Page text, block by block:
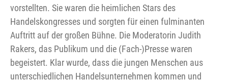
vorstellten. Sie waren die heimlichen Stars des
Handelskongresses und sorgten für einen fulminanten
Auftritt auf der großen Bühne. Die Moderatorin Judith
Rakers, das Publikum und die (Fach-)Presse waren
begeistert. Klar wurde, dass die jungen Menschen aus
unterschiedlichen Handelsunternehmen kommen und